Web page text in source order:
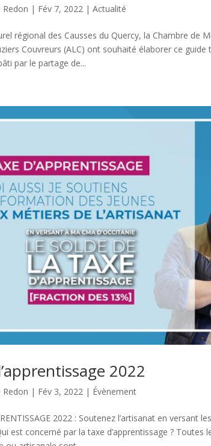
Redon | Fév 7, 2022 |Actualité
régional des Causses du Quercy, la Chambre de
Couvreurs (ALC) ont souhaité élaborer ce
par le partage de...
2022
Redon | Fév 3, 2022 | Évènement
2022 : Soutenez l’artisanat en
est concerné par la taxe d’apprentissage ?